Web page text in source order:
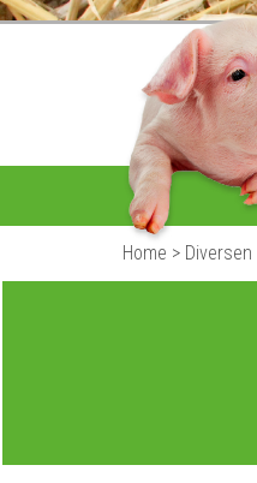
Home > Diversen